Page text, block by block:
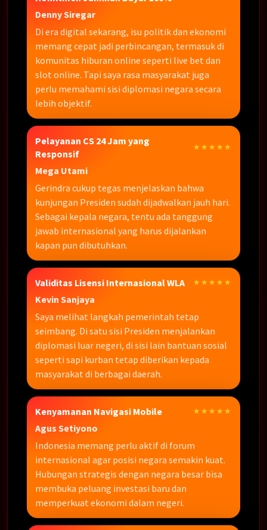
Denny Siregar
Di era digital sekarang, isu politik dan ekonomi
memang cepat jadi perbincangan, termasuk di
komunitas hiburan online seperti live bet dan
slot online. Tapi saya rasa masyarakat juga
perlu memahami sisi diplomasi negara secara
lebih objektif.
Pelayanan CS 24 Jam yang
Responsif
★★★★★
Mega Utami
Gerindra cukup tegas menjelaskan bahwa
kunjungan Presiden sudah dijadwalkan jauh hari.
Sebagai kepala negara, tentu ada tanggung
jawab internasional yang harus dijalankan
kapan pun dibutuhkan.
Validitas Lisensi Internasional WLA ★★★★★
Kevin Sanjaya
Saya melihat langkah pemerintah tetap
seimbang. Di satu sisi Presiden menjalankan
diplomasi luar negeri, di sisi lain bantuan sosial
seperti sapi kurban tetap diberikan kepada
masyarakat di berbagai daerah.
Kenyamanan Navigasi Mobile ★★★★★
Agus Setiyono
Indonesia memang perlu aktif di forum
internasional agar posisi negara semakin kuat.
Hubungan strategis dengan negara besar bisa
membuka peluang investasi baru dan
memperkuat ekonomi dalam negeri.